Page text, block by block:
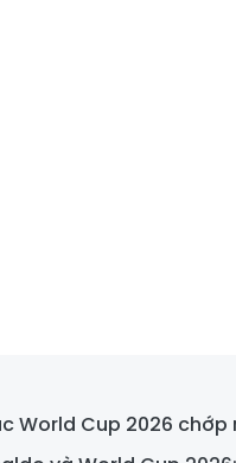
World Cup 2026 chớp